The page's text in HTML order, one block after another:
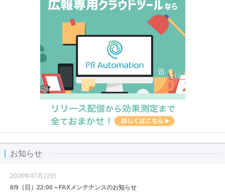
お知らせ
2026年07月22日
8/9（日）22:00～FAXメンテナンスのお知らせ